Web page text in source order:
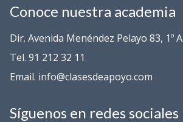
Conoce nuestra academia
Dir. Avenida Menéndez Pelayo 83, 1º A
Tel. 91 212 32 11
Email. info@clasesdeapoyo.com
Síguenos en redes sociales